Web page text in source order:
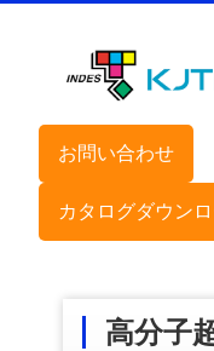
お問い合わせ
カタログダウン
高分子